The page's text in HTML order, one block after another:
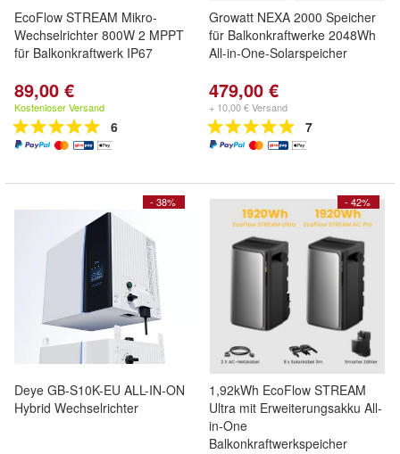
EcoFlow STREAM Mikro-
Wechselrichter 800W 2 MPPT
für Balkonkraftwerk IP67
89,00 €
Kostenloser Versand
6
Growatt NEXA 2000 Speicher
für Balkonkraftwerke 2048Wh
All-in-One-Solarspeicher
479,00 €
+ 10,00 € Versand
7
- 38%
Deye GB-S10K-EU ALL-IN-ON
Hybrid Wechselrichter
- 42%
1,92kWh EcoFlow STREAM
Ultra mit Erweiterungsakku All-
in-One
Balkonkraftwerkspeicher